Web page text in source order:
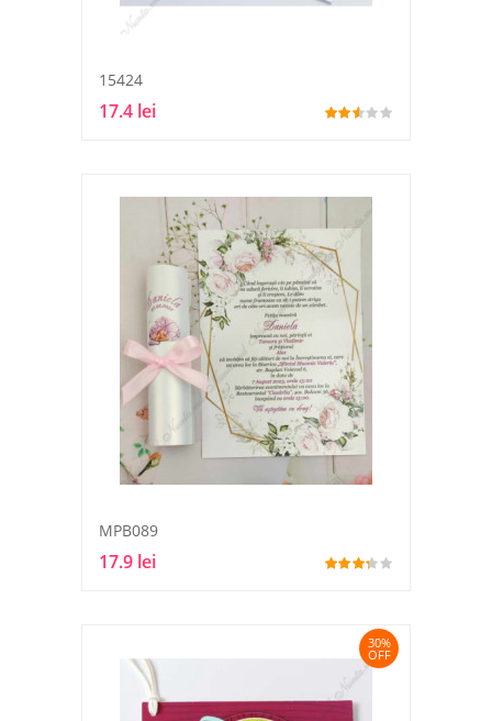
15424
17.4 lei
MPB089
17.9 lei
30%
OFF